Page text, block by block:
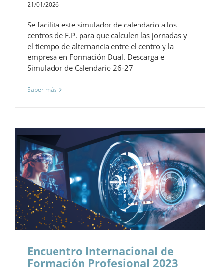
21/01/2026
Se facilita este simulador de calendario a los
centros de F.P. para que calculen las jornadas y
el tiempo de alternancia entre el centro y la
empresa en Formación Dual. Descarga el
Simulador de Calendario 26-27
Saber más
Encuentro Internacional de
Formación Profesional 2023